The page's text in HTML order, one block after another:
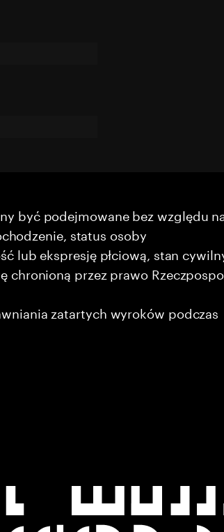
być podejmowane bez względu
status osoby
lub ekspresję płciową, stan
chronioną przez prawo
zatartych wyroków podczas